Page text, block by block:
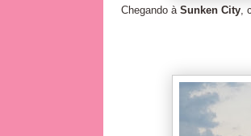
Chegando à Sunken City,